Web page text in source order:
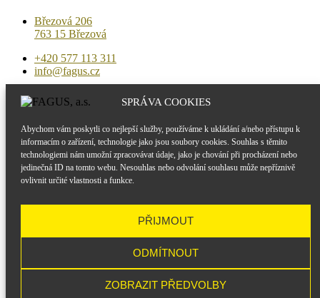
SPRÁVA COOKIES
Abychom vám poskytli co nejlepší služby, používáme k ukládání a/nebo přístupu k
informacím o zařízení, technologie jako jsou soubory cookies. Souhlas s těmito
technologiemi nám umožní zpracovávat údaje, jako je chování při procházení nebo
jedinečná ID na tomto webu. Nesouhlas nebo odvolání souhlasu může nepříznivě
ovlivnit určité vlastnosti a funkce.
PŘIJMOUT
ODMÍTNOUT
ZOBRAZIT PŘEDVOLBY
Březová 206
763 15 Březová
+420 577 113 311
info@fagus.cz
Vyrábíme | Nabízíme
Obytné moduly
Sanitární moduly
Technologické moduly
Pronájem kontejnerů
Ochrana osobních údajů
Zásady cookies